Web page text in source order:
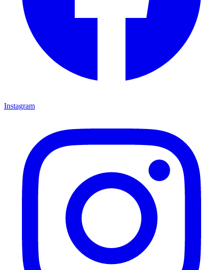
Instagram